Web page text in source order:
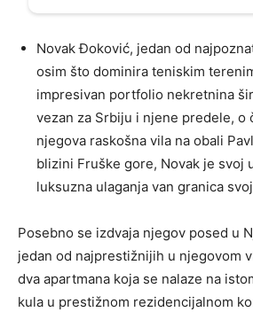
Novak Đoković, jedan od
osim što dominira teniskim
impresivan portfolio nekretnina
vezan za Srbiju i njene predele, o
njegova raskošna vila na obali
blizini Fruške gore, Novak je svoj
luksuzna ulaganja van granica
Posebno se izdvaja njegov posed u
jedan od najprestižnijih u njegovom
dva apartmana koja se nalaze na
kula u prestižnom rezidencijalnom